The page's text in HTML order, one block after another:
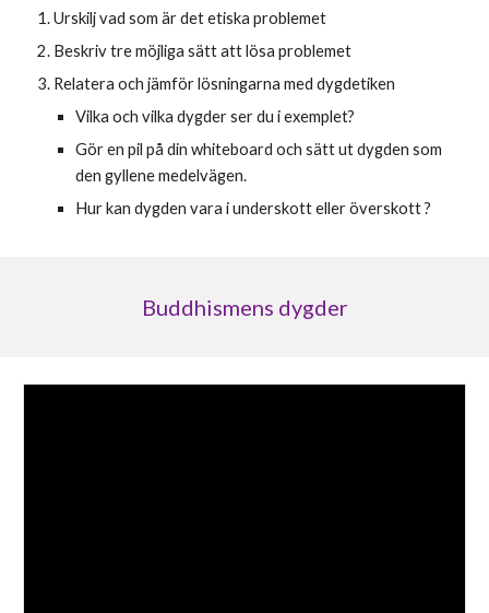
Urskilj vad som är det etiska problemet
Beskriv tre möjliga sätt att lösa problemet
Relatera och jämför lösningarna med dygdetiken
Vilka och vilka dygder ser du i exemplet?
Gör en pil på din whiteboard och sätt ut dygden som
den gyllene medelvägen.
Hur kan dygden vara i underskott eller överskott ?
Buddhismens dygder